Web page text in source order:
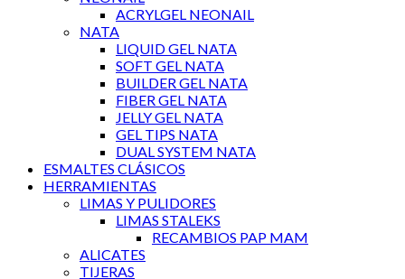
ACRYLGEL NEONAIL
NATA
LIQUID GEL NATA
SOFT GEL NATA
BUILDER GEL NATA
FIBER GEL NATA
JELLY GEL NATA
GEL TIPS NATA
DUAL SYSTEM NATA
ESMALTES CLÁSICOS
HERRAMIENTAS
LIMAS Y PULIDORES
LIMAS STALEKS
RECAMBIOS PAP MAM
ALICATES
TIJERAS